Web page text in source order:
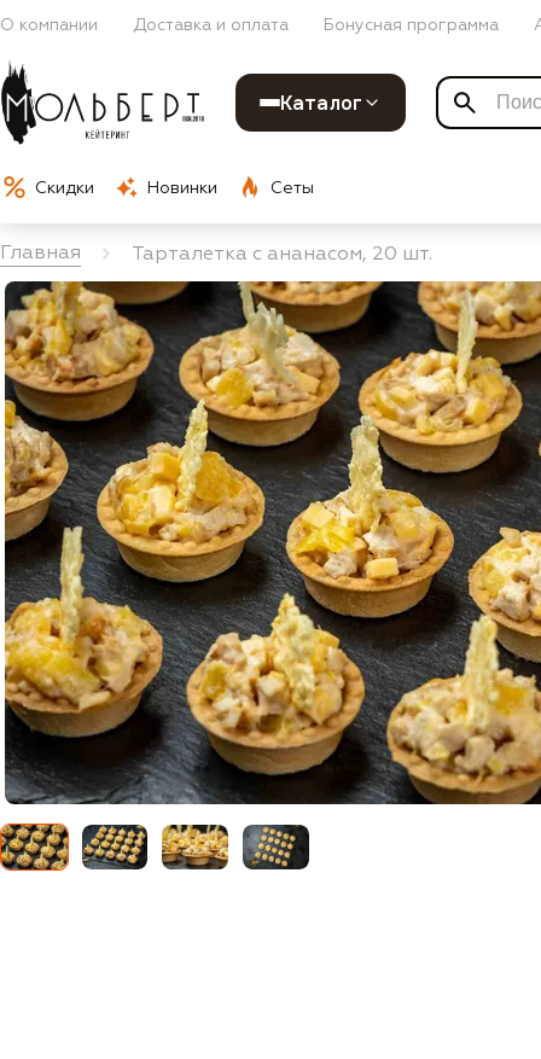
О компании Доставка и оплата Бонусная программа
Каталог
Скидки Новинки Сеты
Главная Тарталетка с ананасом, 20 шт.